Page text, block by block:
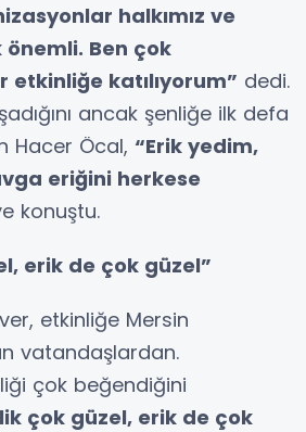
halkımız ve
Ben çok
etkinliğe katılıyorum” dedi.
ancak şenliğe ilk defa
Hacer Öcal, “Erik yedim,
eriğini herkese
konuştu.
erik de çok güzel”
etkinliğe Mersin
vatandaşlardan.
çok beğendiğini
çok güzel, erik de çok